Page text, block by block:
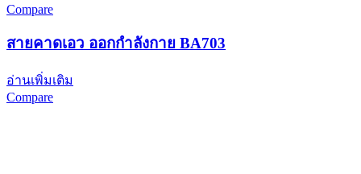
Compare
สายคาดเอว ออกกำลังกาย BA703
อ่านเพิ่มเติม
Compare